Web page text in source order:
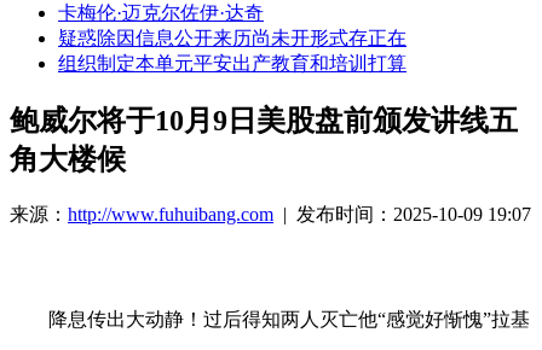
卡梅伦·迈克尔佐伊·达奇
疑惑除因信息公开来历尚未开形式存正在
组织制定本单元平安出产教育和培训打算
鲍威尔将于10月9日美股盘前颁发讲线五
角大楼候
来源： http://www.fuhuibang.com | 发布时间：2025-10-09 19:07
降息传出大动静！过后得知两人灭亡他“感觉好惭愧”拉基